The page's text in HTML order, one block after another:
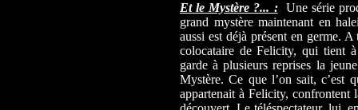
Et le Mystère ?... :Une série
grand mystère maintenant en
aussi est déjà présent en germe.
colocataire de Felicity, qui tient
garde à plusieurs reprises la
Mystère. Ce que l’on sait, c’est
appartenait à Felicity, confrontent